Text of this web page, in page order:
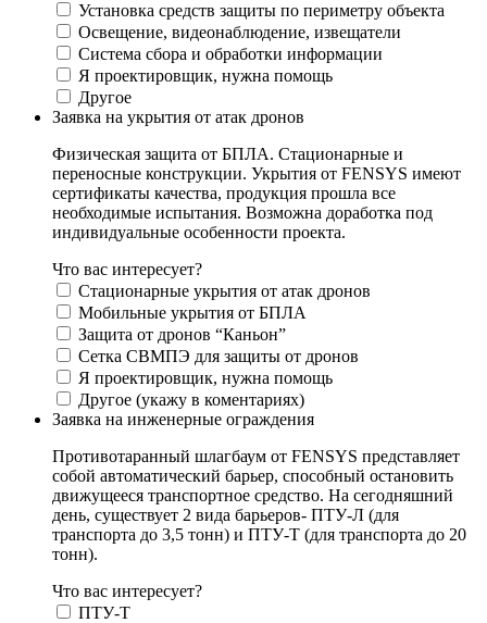
Установка средств защиты по периметру объекта
Освещение, видеонаблюдение, извещатели
Система сбора и обработки информации
Я проектировщик, нужна помощь
Другое
Заявка на укрытия от атак дронов
Физическая защита от БПЛА. Стационарные и
переносные конструкции. Укрытия от FENSYS имеют
сертификаты качества, продукция прошла все
необходимые испытания. Возможна доработка под
индивидуальные особенности проекта.
Что вас интересует?
Стационарные укрытия от атак дронов
Мобильные укрытия от БПЛА
Защита от дронов “Каньон”
Сетка СВМПЭ для защиты от дронов
Я проектировщик, нужна помощь
Другое (укажу в коментариях)
Заявка на инженерные ограждения
Противотаранный шлагбаум от FENSYS представляет
собой автоматический барьер, способный остановить
движущееся транспортное средство. На сегодняшний
день, существует 2 вида барьеров- ПТУ-Л (для
транспорта до 3,5 тонн) и ПТУ-Т (для транспорта до 20
тонн).
Что вас интересует?
ПТУ-Т